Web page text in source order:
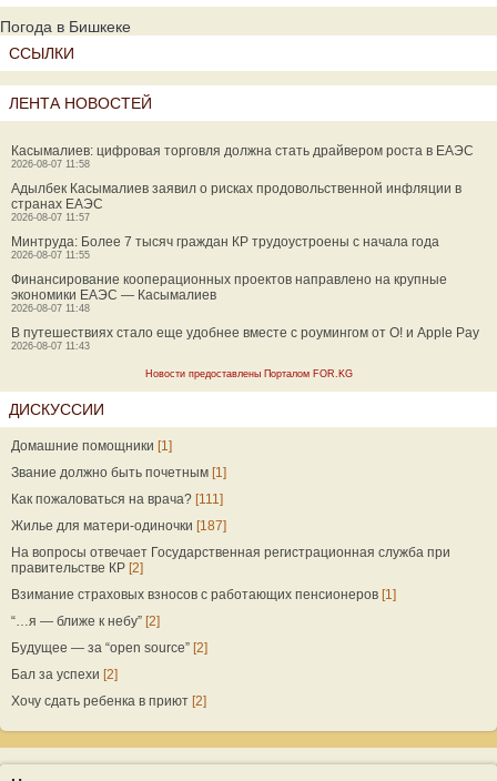
Погода в Бишкеке
ССЫЛКИ
ЛЕНТА НОВОСТЕЙ
Касымалиев: цифровая торговля должна стать драйвером роста в ЕАЭС
2026-08-07 11:58
Адылбек Касымалиев заявил о рисках продовольственной инфляции в
странах ЕАЭС
2026-08-07 11:57
Минтруда: Более 7 тысяч граждан КР трудоустроены с начала года
2026-08-07 11:55
Финансирование кооперационных проектов направлено на крупные
экономики ЕАЭС — Касымалиев
2026-08-07 11:48
В путешествиях стало еще удобнее вместе с роумингом от О! и Apple Pay
2026-08-07 11:43
Новости предоставлены Порталом FOR.KG
ДИСКУССИИ
Домашние помощники [1]
Звание должно быть почетным [1]
Как пожаловаться на врача? [111]
Жилье для матери-одиночки [187]
На вопросы отвечает Государственная регистрационная служба при
правительстве КР [2]
Взимание страховых взносов с работающих пенсионеров [1]
“…я — ближе к небу” [2]
Будущее — за “open source” [2]
Бал за успехи [2]
Хочу сдать ребенка в приют [2]